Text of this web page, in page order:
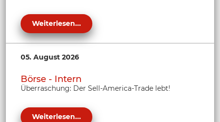
Weiterlesen...
05. August 2026
Börse - Intern
Überraschung: Der Sell-America-Trade lebt!
Weiterlesen...